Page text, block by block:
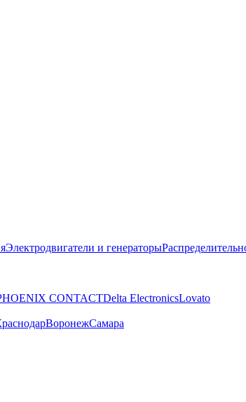
Электродвигатели и генераторы
CONTACTDelta ElectronicsLovato
ВоронежСамара